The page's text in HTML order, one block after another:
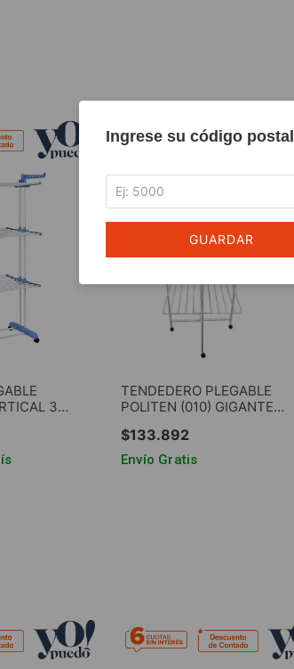
Ingrese su código postal
GUARDAR
3
TENDEDERO PLEGABLE
POLITEN (010) GIGANTE
$133.892
Envío Gratis